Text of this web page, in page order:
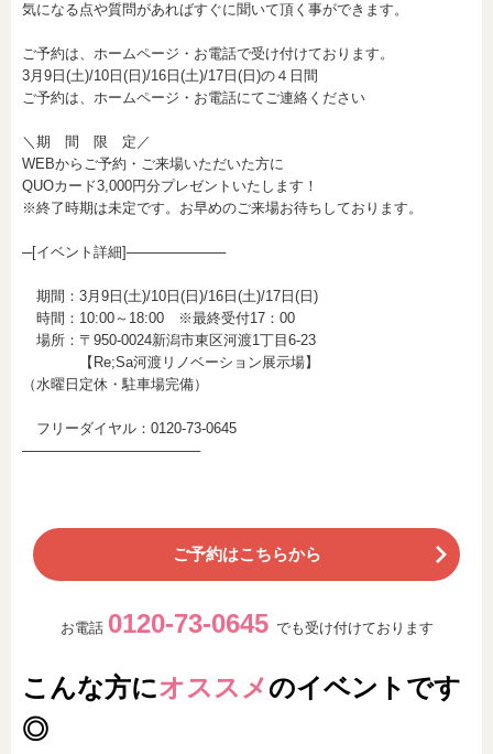
気になる点や質問があればすぐに聞いて頂く事ができます。
ご予約は、ホームページ・お電話で受け付けております。
3月9日(土)/10日(日)/16日(土)/17日(日)の４日間
ご予約は、ホームページ・お電話にてご連絡ください
＼期 間 限 定／
WEBからご予約・ご来場いただいた方に
QUOカード3,000円分プレゼントいたします！
※終了時期は未定です。お早めのご来場お待ちしております。
─[イベント詳細]──────────
期間：3月9日(土)/10日(日)/16日(土)/17日(日)
時間：10:00～18:00 ※最終受付17：00
場所：〒950-0024新潟市東区河渡1丁目6-23
【Re;Sa河渡リノベーション展示場】
（水曜日定休・駐車場完備）
フリーダイヤル：0120-73-0645
──────────────────
ご予約はこちらから
お電話 0120-73-0645 でも受け付けております
こんな方にオススメのイベントです
◎